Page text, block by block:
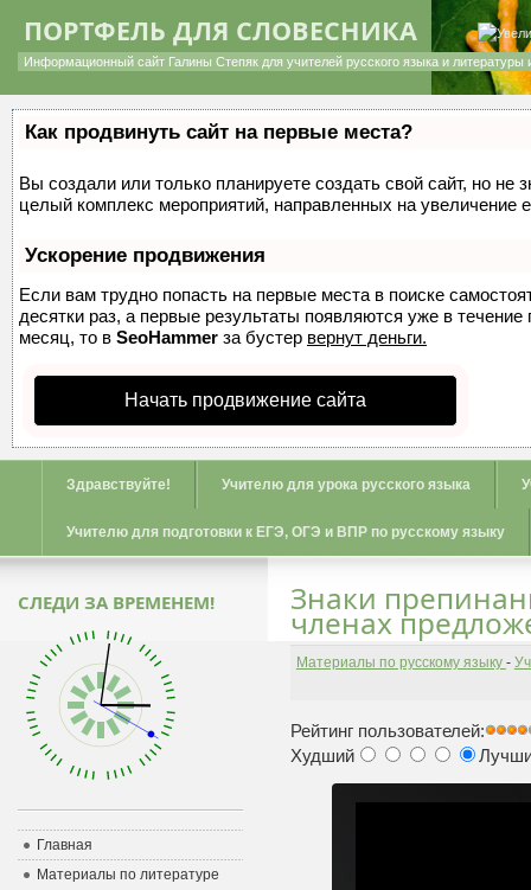
ПОРТФЕЛЬ ДЛЯ СЛОВЕСНИКА
Информационный сайт Галины Степяк для учителей русского языка и литературы
Как продвинуть сайт на первые места?
Вы создали или только планируете создать свой сайт, но не
целый комплекс мероприятий, направленных на увеличение
Ускорение продвижения
Если вам трудно попасть на первые места в поиске
десятки раз, а первые результаты появляются уже в
месяц, то в SeoHammer за бустер вернут деньги.
Начать продвижение сайта
Здравствуйте! Учителю для урока русского языка
Учителю для подготовки к ЕГЭ, ОГЭ и ВПР по русскому языку
Знаки
членах
Материалы по русскому языку -
Рейтинг пользователей:
Худший
СЛЕДИ ЗА ВРЕМЕНЕМ!
Главная
Материалы по литературе